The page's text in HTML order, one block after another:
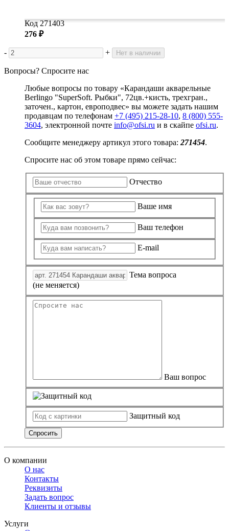
Код 271403
276 ₽
- + Нет в наличии
Вопросы? Спросите нас
Любые вопросы по товару «Карандаши акварельные
Berlingo "SuperSoft. Рыбки", 72цв.+кисть, трехгран.,
заточен., картон, европодвес» вы можете задать нашим
продавцам по телефонам +7 (495) 215-28-10, 8 (800) 555-
3604, электронной почте info@ofsi.ru и в скайпе ofsi.ru.
Сообщите менеджеру артикул этого товара:271454.
Спросите нас об этом товаре прямо сейчас:
Отчество
Ваше имя
Ваш телефон
E-mail
Тема вопроса
(не меняется)
Ваш вопрос
Защитный код
Спросить
О компании
О нас
Контакты
Реквизиты
Задать вопрос
Клиенты и отзывы
Услуги